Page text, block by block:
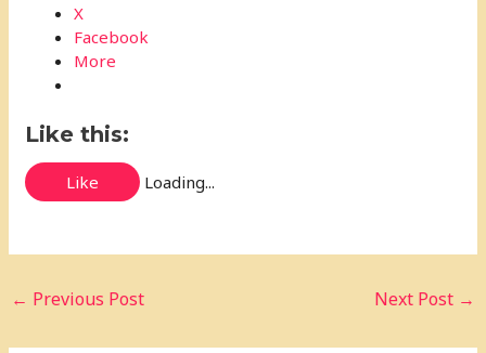
X
Facebook
More
Like this:
Like Loading...
← Previous Post Next Post →